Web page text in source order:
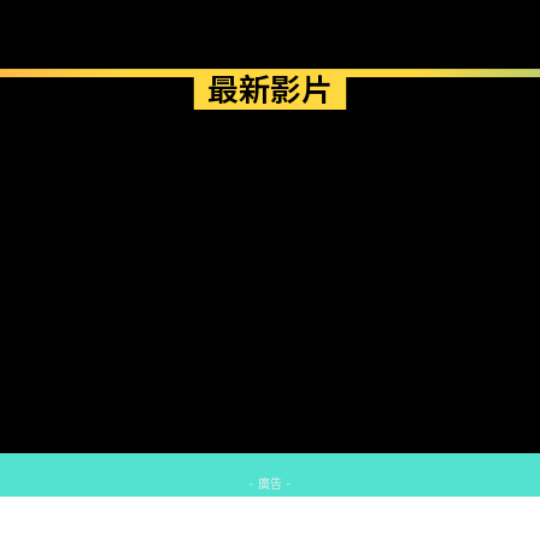
最新影片
- 廣告 -